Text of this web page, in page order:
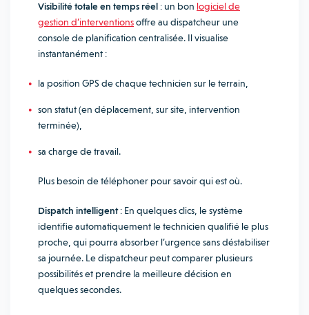
Visibilité totale en temps réel : un bon logiciel de
gestion d’interventionsoffre au dispatcheur une
console de planification centralisée. Il visualise
instantanément :
la position GPS de chaque technicien sur le terrain,
son statut (en déplacement, sur site, intervention
terminée),
sa charge de travail.
Plus besoin de téléphoner pour savoir qui est où.
Dispatch intelligent: En quelques clics, le système
identifie automatiquement le technicien qualifié le plus
proche, qui pourra absorber l’urgence sans déstabiliser
sa journée. Le dispatcheur peut comparer plusieurs
possibilités et prendre la meilleure décision en
quelques secondes.